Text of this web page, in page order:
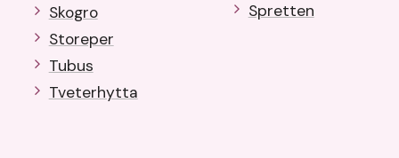
Skogro
Storeper
Tubus
Tveterhytta
Spretten